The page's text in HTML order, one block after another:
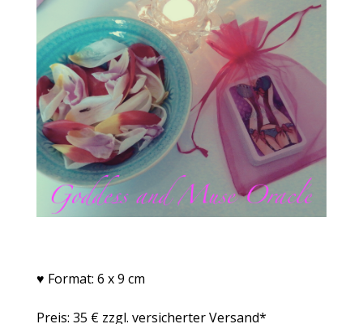
♥︎ Format: 6 x 9 cm
Preis: 35 € zzgl. versicherter Versand*